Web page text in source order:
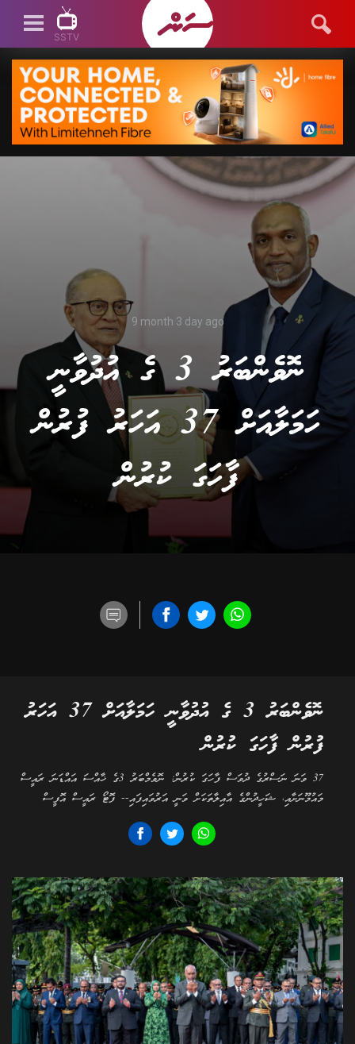
SSTV
SSTV LIVE
9 month 3 day ago
ނޮވެންބަރު 3 ގެ އުދުވާނީ
ހަމަލާއަށް 37 އަހަރު ފުރުން
ފާހަގަ ކުރުން
ނޮވެންބަރު 3 ގެ އުދުވާނީ ހަމަލާއަށް 37 އަހަރު
ފުރުން ފާހަގަ ކުރުން
37 ވަނަ ނަސްރުގެ ދުވަސް ފާހަގަ ކުރުން: ނޮވެމްބަރު 3ގެ ޚާއްސަ އައްޑަނަ ރައީސް
މައުމޫނަށާއި، ޝަހީދުންގެ އާއިލާތަކަށް ވަނީ އަރުވައިފައި-- ފޮޓޯ ރައީސް އޮފީސް